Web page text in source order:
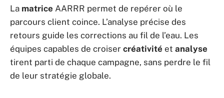
La matrice AARRR permet de repérer où le
parcours client coince. L’analyse précise des
retours guide les corrections au fil de l’eau. Les
équipes capables de croiser créativité et analyse
tirent parti de chaque campagne, sans perdre le fil
de leur stratégie globale.